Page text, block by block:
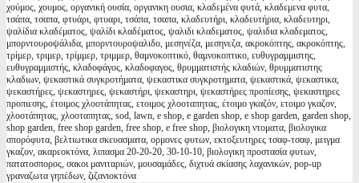
χούμος, χουμος, οργανική ουσία, οργανικη ουσια, κλαδεμένα φυτά, κλαδεμενα φυτα,
τσάπα, τσαπα, φτυάρι, φτυαρι, τσάπα, τσαπα, κλαδευτήρι, κλαδευτήρια, κλαδευτηρι,
ψαλίδια κλαδέματος, ψαλίδι κλαδέματος, ψαλιδι κλαδεματος, ψαλιδια κλαδεματος,
μπορντουροψάλιδα, μπορντουροψαλιδο, μεσηνέζα, μεσηνεζα, ακροκόπτης, ακροκόπτης,
τρίμερ, τριμερ, τρίμμερ, τριμμερ, θαμνοκοπτικό, θαμνοκοπτικο, ευθυγραμμιστης,
ευθυγραμμιστής, κλαδοφάγος, κλαδοφαγος, θρυμματιστής κλαδιών, θρυμματιστης
κλαδιων, ψεκαστικά συγκροτήματα, ψεκαστικα συγκροτηματα, ψεκαστικά, ψεκαστικα,
ψεκαστήρες, ψεκαστηρες, ψεκαστήρι, ψεκαστηρι, ψεκαστήρες προπίεσης, ψεκαστηρες
προπιεσης, έτοιμος χλοοτάπητας, ετοιμος χλοοταπητας, έτοιμο γκαζόν, ετοιμο γκαζον,
χλοοτάπητας, χλοοταπητας, sod, lawn, e shop, e garden shop, e shop garden, garden shop,
shop garden, free shop garden, free shop, e free shop, βιολογικη ντοματα, βιολογικα
σπορόφυτα, βελτιωτικα σκευασματα, ορμονες φυτων, εκτοξευτηρες τσαφ-τσαφ, μειγμα
γκαζον, ακαρεοκτόνα, λιπασμα 20-20-20, 30-10-10, βιολογικη προστασία φυτων,
πατατοσπορος, σακοι μανιταριών, μουσαμάδες, διχτυά σκίασης λαχανικών, pop-up
γραναζωτα γηπέδων, ζιζανιοκτόνα